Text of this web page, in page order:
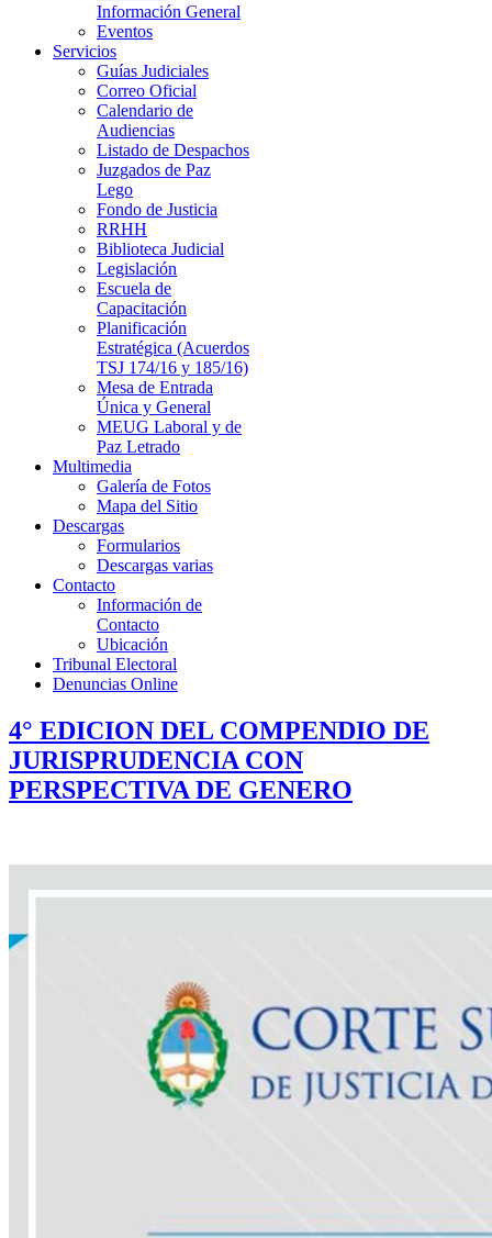
Información General
Eventos
Servicios
Guías Judiciales
Correo Oficial
Calendario de
Audiencias
Listado de Despachos
Juzgados de Paz
Lego
Fondo de Justicia
RRHH
Biblioteca Judicial
Legislación
Escuela de
Capacitación
Planificación
Estratégica (Acuerdos
TSJ 174/16 y 185/16)
Mesa de Entrada
Única y General
MEUG Laboral y de
Paz Letrado
Multimedia
Galería de Fotos
Mapa del Sitio
Descargas
Formularios
Descargas varias
Contacto
Información de
Contacto
Ubicación
Tribunal Electoral
Denuncias Online
4° EDICION DEL COMPENDIO DE
JURISPRUDENCIA CON
PERSPECTIVA DE GENERO